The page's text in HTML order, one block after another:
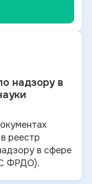
надзору в
реестр
в сфере
ФРДО).